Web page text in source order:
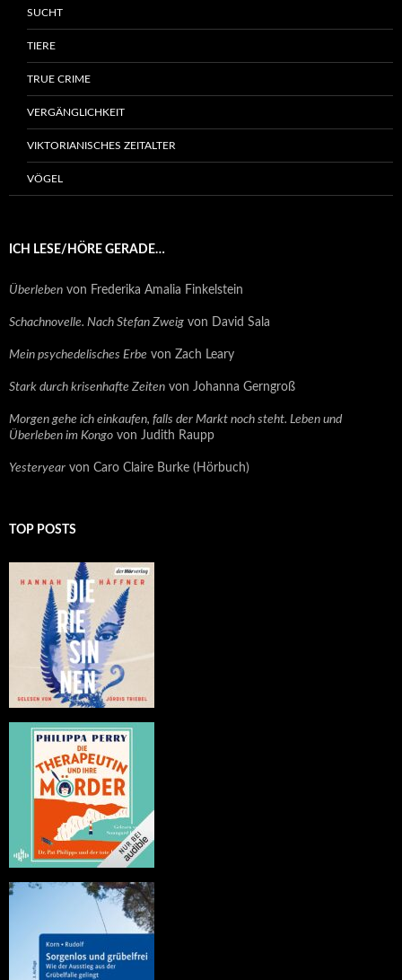
SUCHT
TIERE
TRUE CRIME
VERGÄNGLICHKEIT
VIKTORIANISCHES ZEITALTER
VÖGEL
ICH LESE/HÖRE GERADE…
Überleben von Frederika Amalia Finkelstein
Schachnovelle. Nach Stefan Zweig von David Sala
Mein psychedelisches Erbe von Zach Leary
Stark durch krisenhafte Zeiten von Johanna Gerngroß
Morgen gehe ich einkaufen, falls der Markt noch steht. Leben und
Überleben im Kongo von Judith Raupp
Yesteryear von Caro Claire Burke (Hörbuch)
TOP POSTS